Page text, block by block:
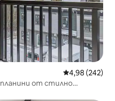
Средна
4,98 (242)
от стилно